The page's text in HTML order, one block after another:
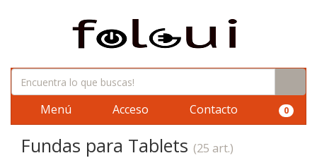
Menú Acceso Contacto 0
Fundas para Tablets (25 art.)